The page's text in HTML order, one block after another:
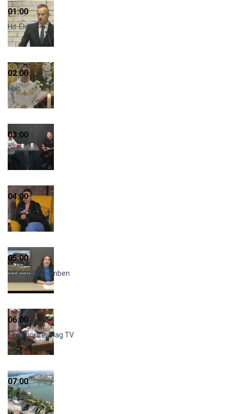
01:00
Hit-Élet
02:00
Kult
03:00
Kontúr
04:00
Hit-Élet
05:00
Szemtől-Szemben
06:00
Sztárportré, Mag TV
07:00
Híradó